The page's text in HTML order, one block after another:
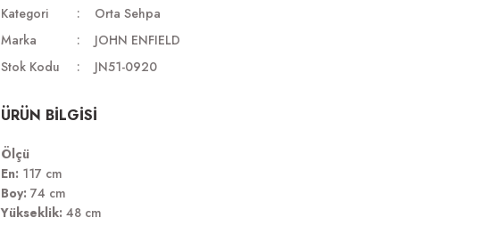
Kategori
Orta Sehpa
Marka
JOHN ENFIELD
Stok Kodu
JN51-0920
ÜRÜN BİLGİSİ
Ölçü
En: 117 cm
Boy: 74 cm
Yükseklik: 48 cm